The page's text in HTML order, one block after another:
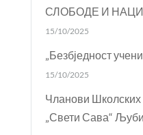
СЛОБОДЕ И
15/10/2025
„Безбједност
15/10/2025
Чланови Школских
„Свети Сава“